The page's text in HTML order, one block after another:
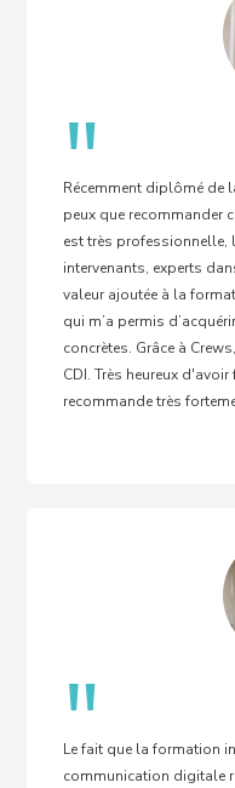
"
Récemment diplômé de
peux que recommander
est très professionnelle,
intervenants, experts
valeur ajoutée à la
qui m’a permis
concrètes. Grâce à
CDI. Très heureux
recommande très
"
Le fait que la formation
communication digitale